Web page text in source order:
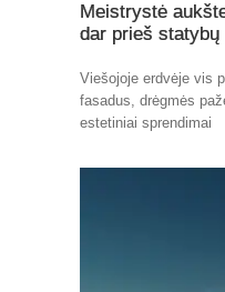
Meistrystė
dar prieš statybų
Viešojoje erdvėje vis
fasadus, drėgmės
estetiniai sprendimai